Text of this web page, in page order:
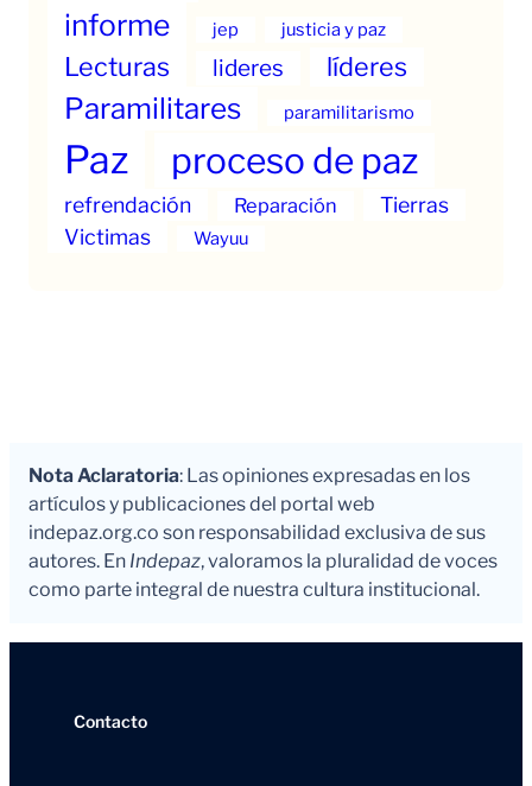
informe jep justicia y paz
Lecturas lideres líderes
Paramilitares paramilitarismo
Paz proceso de paz
refrendación Reparación
Tierras
Victimas
Wayuu
Nota Aclaratoria: Las opiniones expresadas en los
artículos y publicaciones del portal web
indepaz.org.co son responsabilidad exclusiva de sus
autores. En Indepaz, valoramos la pluralidad de voces
como parte integral de nuestra cultura institucional.
Contacto